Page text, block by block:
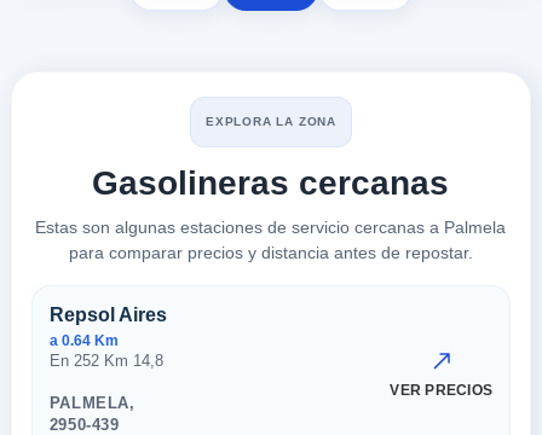
EXPLORA LA ZONA
Gasolineras cercanas
Estas son algunas estaciones de servicio cercanas a Palmela
para comparar precios y distancia antes de repostar.
Estaciones cercanas en
Repsol Aires
a 0.64 Km
En 252 Km 14,8
PALMELA,
2950-439
VER PRECIOS